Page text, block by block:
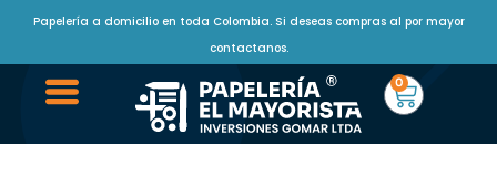
Papelería a domicilio en toda Colombia. Si deseas compras al por mayor
contactanos.
0